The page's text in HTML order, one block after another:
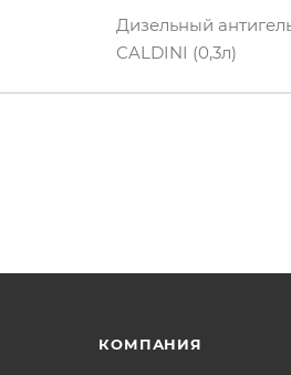
Дизельный
CALDINI (0,3л)
КОМПАНИЯ